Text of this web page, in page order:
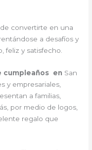
convertirte en una
a desafíos y
feliz y satisfecho.
cumpleaños en San
y empresariales,
a familias,
por medio de logos,
regalo que